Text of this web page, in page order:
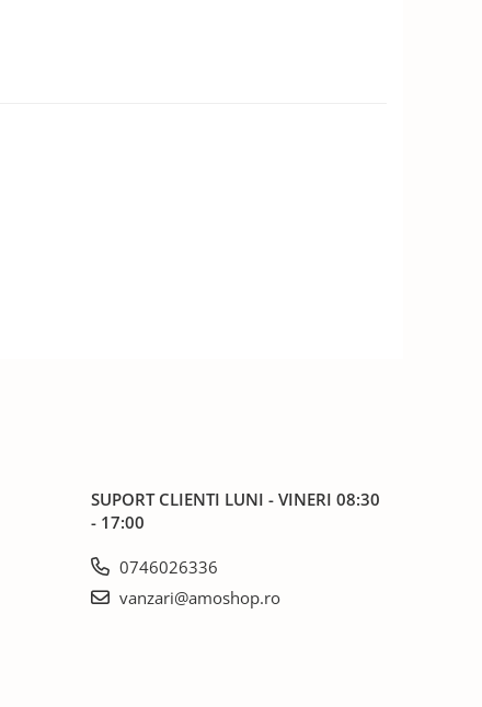
SUPORT CLIENTI LUNI - VINERI 08:30
- 17:00
0746026336
vanzari@amoshop.ro